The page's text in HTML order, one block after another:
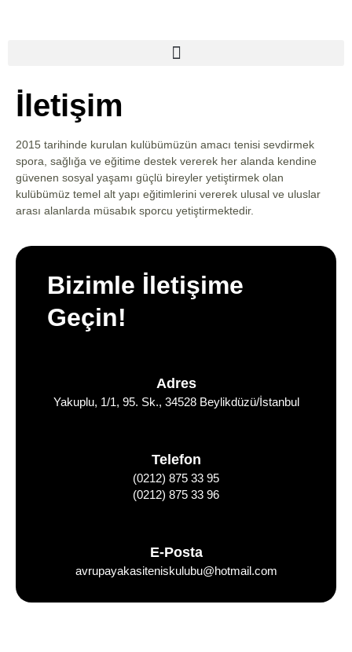
İletişim
2015 tarihinde kurulan kulübümüzün amacı tenisi sevdirmek
spora, sağlığa ve eğitime destek vererek her alanda kendine
güvenen sosyal yaşamı güçlü bireyler yetiştirmek olan
kulübümüz temel alt yapı eğitimlerini vererek ulusal ve uluslar
arası alanlarda müsabık sporcu yetiştirmektedir.
Bizimle İletişime
Geçin!
Adres
Yakuplu, 1/1, 95. Sk., 34528 Beylikdüzü/İstanbul
Telefon
(0212) 875 33 95
(0212) 875 33 96
E-Posta
avrupayakasiteniskulubu@hotmail.com